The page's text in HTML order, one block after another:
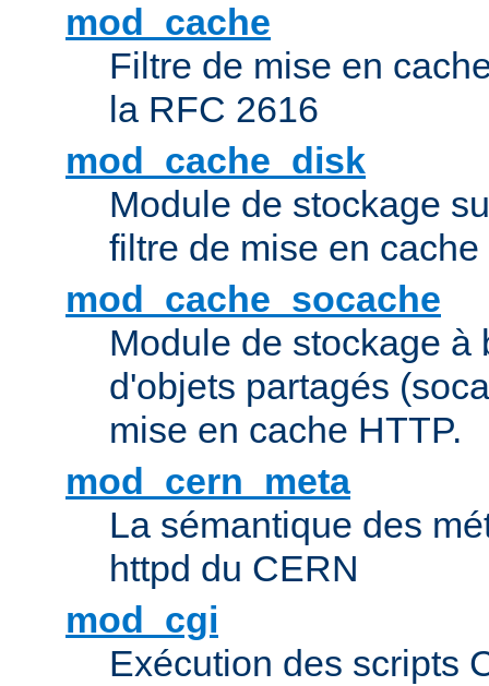
mod_cache
Filtre de mise en
la RFC 2616
mod_cache_disk
Module de stockage
filtre de mise en cache
mod_cache_socache
Module de stockage à
d'objets partagés
mise en cache HTTP.
mod_cern_meta
La sémantique des
httpd du CERN
mod_cgi
Exécution des scripts